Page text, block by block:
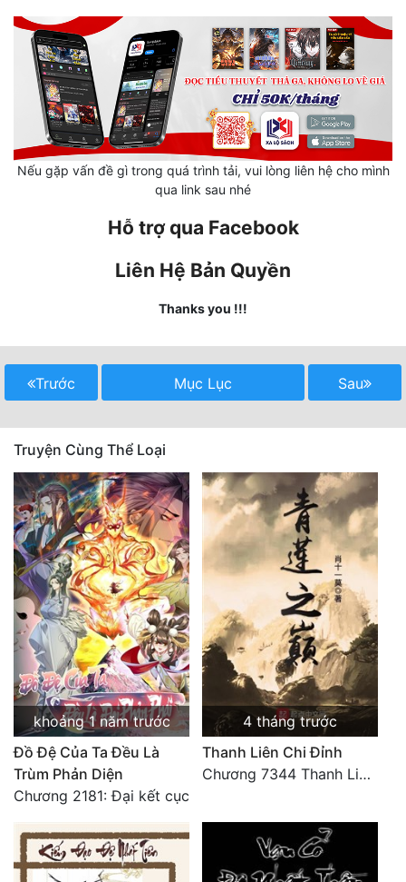
Làm Giàu
Lịch Sử
Mưu Mô
Mạt Thế
Mỹ Thực
Phương Tây
Phản Phái
Quân Sự
Sảng Văn
Sắc
Sủng
Thanh Xuân
Tiên Hiệp
Tiểu Thuyết
Trinh Thám
Triều Đấu
Trùng Sinh
Trọng Sinh
Nếu gặp vấn đề gì trong quá trình tải, vui lòng liên hệ cho mình
qua link sau nhé
Hỗ trợ qua Facebook
Liên Hệ Bản Quyền
Thanks you !!!
Trước Mục Lục Sau
Truyện Cùng Thể Loại
khoảng 1 năm trước
Đồ Đệ Của Ta Đều Là
Trùm Phản Diện
Chương 2181: Đại kết cục
4 tháng trước
Thanh Liên Chi Đỉnh
Chương 7344 Thanh Liên đỉnh (Đại kết cục) (2) HẾT.